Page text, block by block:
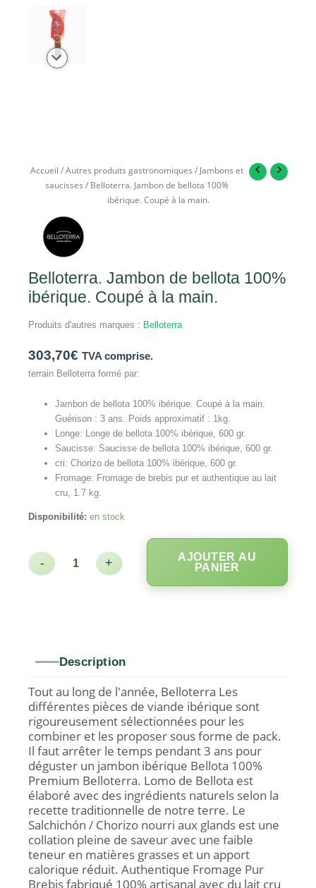
Accueil /Autres produits gastronomiques / Jambons et
saucisses / Belloterra. Jambon de bellota 100%
ibérique. Coupé à la main.
Belloterra. Jambon de bellota 100%
ibérique. Coupé à la main.
Produits d'autres marques : Belloterra
303,70€ TVA comprise.
terrain Belloterra formé par:
Jambon de bellota 100% ibérique. Coupé à la main.
Guérison : 3 ans. Poids approximatif : 1kg.
Longe: Longe de bellota 100% ibérique, 600 gr.
Saucisse: Saucisse de bellota 100% ibérique, 600 gr.
cri:Chorizo ​​de bellota 100% ibérique, 600 gr.
Fromage: Fromage de brebis pur et authentique au lait
cru, 1.7 kg.
Disponibilité: en stock
- +
AJOUTER AU
PANIER
Description
Tout au long de l'année, Belloterra Les
différentes pièces de viande ibérique sont
rigoureusement sélectionnées pour les
combiner et les proposer sous forme de pack.
Il faut arrêter le temps pendant 3 ans pour
déguster un jambon ibérique Bellota 100%
Premium Belloterra. Lomo de Bellota est
élaboré avec des ingrédients naturels selon la
recette traditionnelle de notre terre. Le
Salchichón / Chorizo ​​​​nourri aux glands est une
collation pleine de saveur avec une faible
teneur en matières grasses et un apport
calorique réduit. Authentique Fromage Pur
Brebis fabriqué 100% artisanal avec du lait cru